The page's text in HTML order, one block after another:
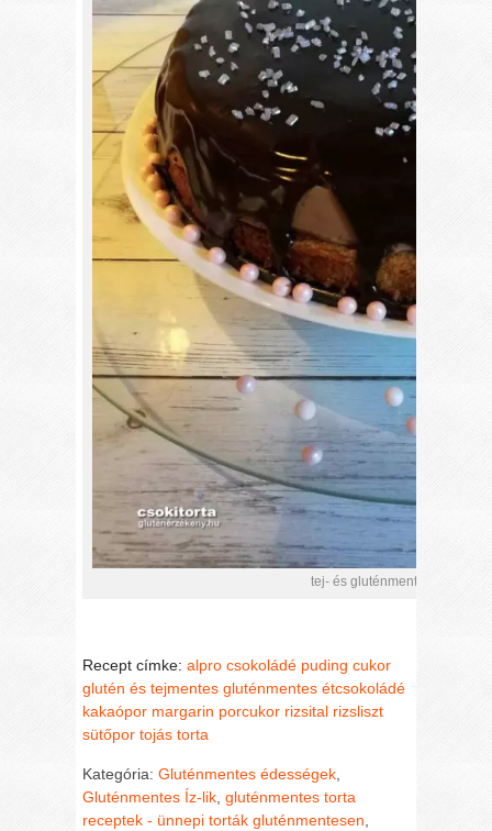
tej- és gluténmentes
Recept címke:alpro csokoládé puding cukor
glutén és tejmentes gluténmentes étcsokoládé
kakaópor margarin porcukor rizsital rizsliszt
sütőpor tojás torta
Kategória:Gluténmentes édességek,
Gluténmentes Íz-lik,gluténmentes torta
receptek - ünnepi torták gluténmentesen,